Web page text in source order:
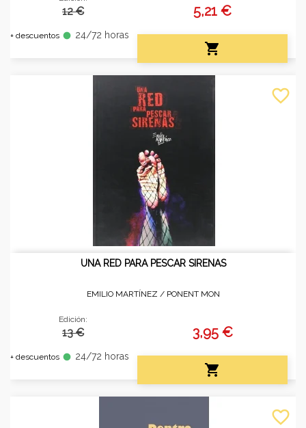
12 €
+ descuentos fiber_manual_record 24/72 horas
5,21 €

UNA RED PARA PESCAR SIRENAS
EMILIO MARTÍNEZ / PONENT MON
Edición:
13 €
+ descuentos fiber_manual_record 24/72 horas
3,95 €

favorite_border
favorite_border